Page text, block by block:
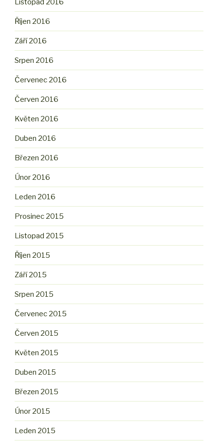
Říjen 2016
Září 2016
Srpen 2016
Červenec 2016
Červen 2016
Květen 2016
Duben 2016
Březen 2016
Únor 2016
Leden 2016
Prosinec 2015
Listopad 2015
Říjen 2015
Září 2015
Srpen 2015
Červenec 2015
Červen 2015
Květen 2015
Duben 2015
Březen 2015
Únor 2015
Leden 2015